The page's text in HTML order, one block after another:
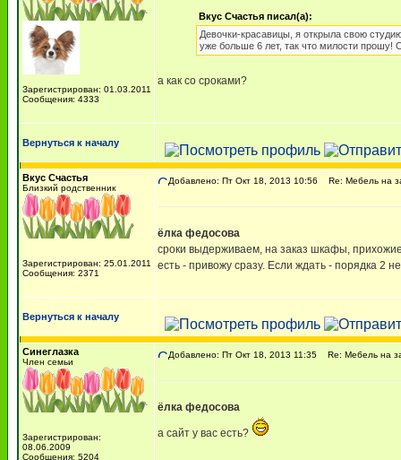
Зарегистрирован: 01.03.2011
Сообщения: 4333
Вкус Счастья писал(а):
Девочки-красавицы, я открыла свою
уже больше 6 лет, так что милости прошу!
а как со сроками?
Вернуться к началу
Вкус Счастья
Близкий родственник
Зарегистрирован: 25.01.2011
Сообщения: 2371
Добавлено: Пт Окт 18, 2013 10:56 Re: Мебель на
ёлка федосова
сроки выдерживаем, на заказ шкафы,
есть - привожу сразу. Если ждать - порядка 2
Вернуться к началу
Синеглазка
Член семьи
Зарегистрирован:
08.06.2009
Сообщения: 5204
Добавлено: Пт Окт 18, 2013 11:35 Re: Мебель на
ёлка федосова
а сайт у вас есть?